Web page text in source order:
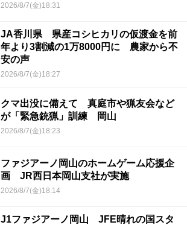
2026/8/7(金)18:31
JA香川県 県産コシヒカリの仮渡金を前
年より3割減の1万8000円に 農家から不
安の声
2026/8/7(金)18:27
クマ出没に備えて 真庭市や猟友会など
が「緊急銃猟」訓練 岡山
2026/8/7(金)18:23
ファジアーノ岡山のホームゲーム応援企
画 JR西日本岡山支社が実施
2026/8/7(金)18:14
J1ファジアーノ岡山 JFE晴れの国スタ